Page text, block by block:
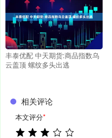
丰泰优配 中天期货:商品指数乌
云盖顶 螺纹多头出逃
相关评论
本文评分*